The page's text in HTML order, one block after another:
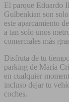
El parque Eduardo
Gulbenkian son
este aparcamiento
a tan solo unos
comerciales más
Disfruta de tu
parking de María
en cualquier
incluso dejar tu
coches.